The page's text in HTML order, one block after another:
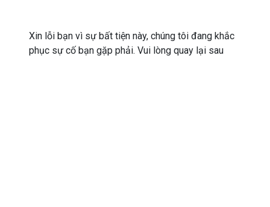
Xin lỗi bạn vì sự bất tiện này, chúng tôi đang khắc
phục sự cố bạn gặp phải. Vui lòng quay lại sau